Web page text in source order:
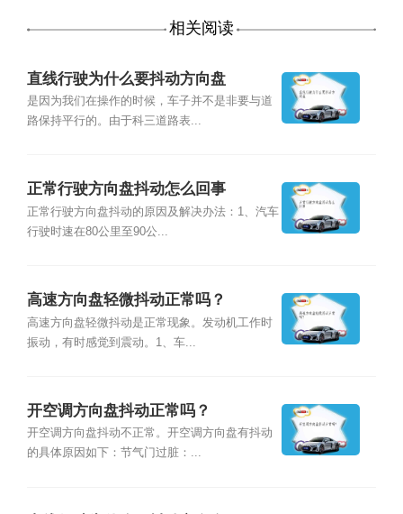
相关阅读
直线行驶为什么要抖动方向盘
是因为我们在操作的时候，车子并不是非要与道
路保持平行的。由于科三道路表...
正常行驶方向盘抖动怎么回事
正常行驶方向盘抖动的原因及解决办法：1、汽车
行驶时速在80公里至90公...
高速方向盘轻微抖动正常吗？
高速方向盘轻微抖动是正常现象。发动机工作时
振动，有时感觉到震动。1、车...
开空调方向盘抖动正常吗？
开空调方向盘抖动不正常。开空调方向盘有抖动
的具体原因如下：节气门过脏：...